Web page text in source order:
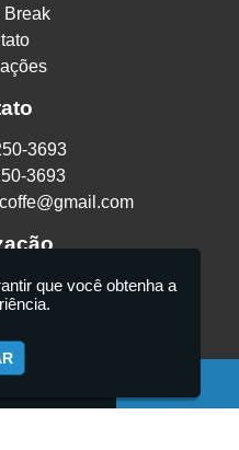
Break
3693
3693
Maria Alta - São
02130-080
que você obtenha a